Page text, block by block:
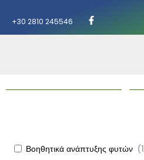
+30 2810 245546
Βοηθητικά ανάπτυξης φυτών (1